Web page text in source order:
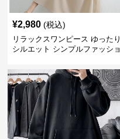
¥2,980 (税込)
リラックスワンピース ゆったり
シルエット シンプルファッショ